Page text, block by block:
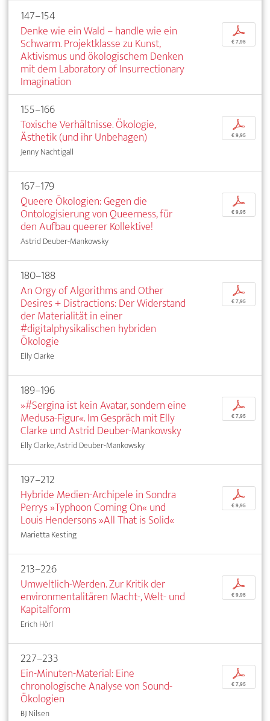
147–154
Denke wie ein Wald – handle wie ein
Schwarm. Projektklasse zu Kunst,
Aktivismus und ökologischem Denken
mit dem Laboratory of Insurrectionary
Imagination
p
€ 7,95
155–166
Toxische Verhältnisse. Ökologie,
Ästhetik (und ihr Unbehagen)
Jenny Nachtigall
p
€ 9,95
167–179
Queere Ökologien: Gegen die
Ontologisierung von Queerness, für
den Aufbau queerer Kollektive!
Astrid Deuber-Mankowsky
p
€ 9,95
180–188
An Orgy of Algorithms and Other
Desires + Distractions: Der Widerstand
der Materialität in einer
#digitalphysikalischen hybriden
Ökologie
Elly Clarke
p
€ 7,95
189–196
»#Sergina ist kein Avatar, sondern eine
Medusa-Figur«. Im Gespräch mit Elly
Clarke und Astrid Deuber-Mankowsky
Elly Clarke, Astrid Deuber-Mankowsky
p
€ 7,95
197–212
Hybride Medien-Archipele in Sondra
Perrys »Typhoon Coming On« und
Louis Hendersons »All That is Solid«
Marietta Kesting
p
€ 9,95
213–226
Umweltlich-Werden. Zur Kritik der
environmentalitären Macht-, Welt- und
Kapitalform
Erich Hörl
p
€ 9,95
227–233
Ein-Minuten-Material: Eine
chronologische Analyse von Sound-
Ökologien
BJ Nilsen
p
€ 7,95